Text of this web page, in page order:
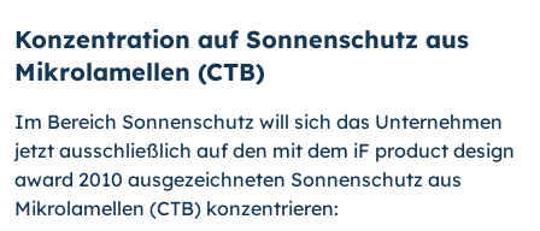
Konzentration auf Sonnenschutz aus
Mikrolamellen (CTB)
Im Bereich Sonnenschutz will sich das Unternehmen
jetzt ausschließlich auf den mit dem iF product design
award 2010 ausgezeichneten Sonnenschutz aus
Mikrolamellen (CTB) konzentrieren: